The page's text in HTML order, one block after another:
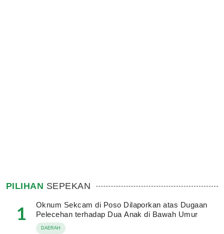
PILIHAN SEPEKAN
1
Oknum Sekcam di Poso Dilaporkan atas Dugaan
Pelecehan terhadap Dua Anak di Bawah Umur
DAERAH